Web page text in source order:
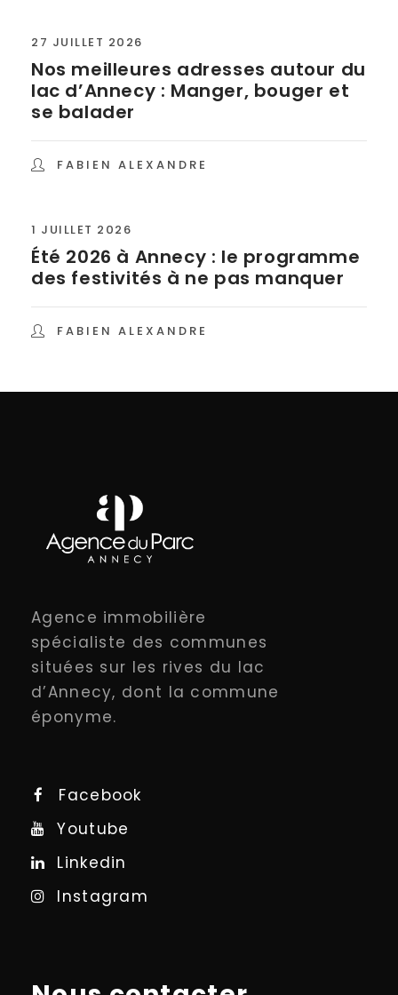
27 JUILLET 2026
Nos meilleures adresses autour du
lac d’Annecy : Manger, bouger et
se balader
FABIEN ALEXANDRE
1 JUILLET 2026
Été 2026 à Annecy : le programme
des festivités à ne pas manquer
FABIEN ALEXANDRE
Agence immobilière
spécialiste des communes
situées sur les rives du lac
d’Annecy, dont la commune
éponyme.
Facebook
Youtube
Linkedin
Instagram